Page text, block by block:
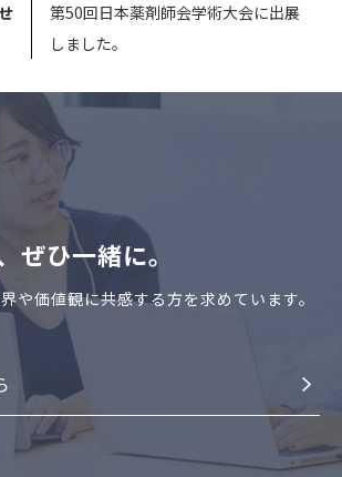
第50回日本薬剤師会学術大会に出展
しました。
ぜひ⼀緒に。
や価値観に共感する⽅を求めています。